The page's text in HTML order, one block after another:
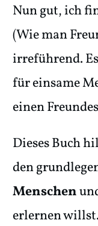
Nun gut, ich
(Wie man
irreführend.
für einsame
einen
Dieses Buch
den
Menschen
erlernen willst.